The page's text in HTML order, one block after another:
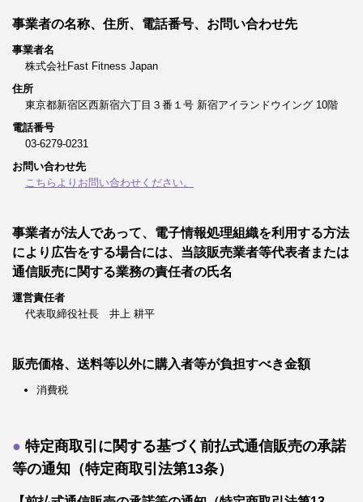
事業者の名称、住所、電話番号、お問い合わせ先
事業者名
株式会社Fast Fitness Japan
住所
東京都新宿区西新宿六丁目３番１号 新宿アイランドウイング 10階
電話番号
03-6279-0231
お問い合わせ先
こちらよりお問い合わせください。
事業者が法人であって、電子情報処理組織を利用する方法
により広告をする場合には、当該販売業者等代表者または
通信販売に関する業務の責任者の氏名
運営責任者
代表取締役社長 井上 耕平
販売価格、送料等以外に購入者等が負担すべき金額
消費税
特定商取引に関する基づく前払式通信販売の承諾
等の通知（特定商取引法第13条）